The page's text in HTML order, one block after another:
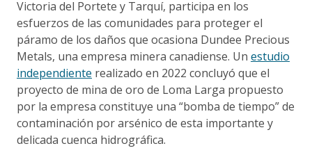
Victoria del Portete y Tarquí, participa en los
esfuerzos de las comunidades para proteger el
páramo de los daños que ocasiona Dundee Precious
Metals, una empresa minera canadiense. Un estudio
independiente realizado en 2022 concluyó que el
proyecto de mina de oro de Loma Larga propuesto
por la empresa constituye una “bomba de tiempo” de
contaminación por arsénico de esta importante y
delicada cuenca hidrográfica.